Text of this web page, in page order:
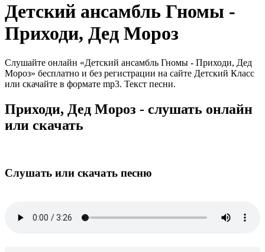
Детский ансамбль Гномы -
Приходи, Дед Мороз
Слушайте онлайн «Детский ансамбль Гномы - Приходи, Дед
Мороз» бесплатно и без регистрации на сайте Детский Класс
или скачайте в формате mp3. Текст песни.
Приходи, Дед Мороз - слушать онлайн
или скачать
Слушать или скачать песню